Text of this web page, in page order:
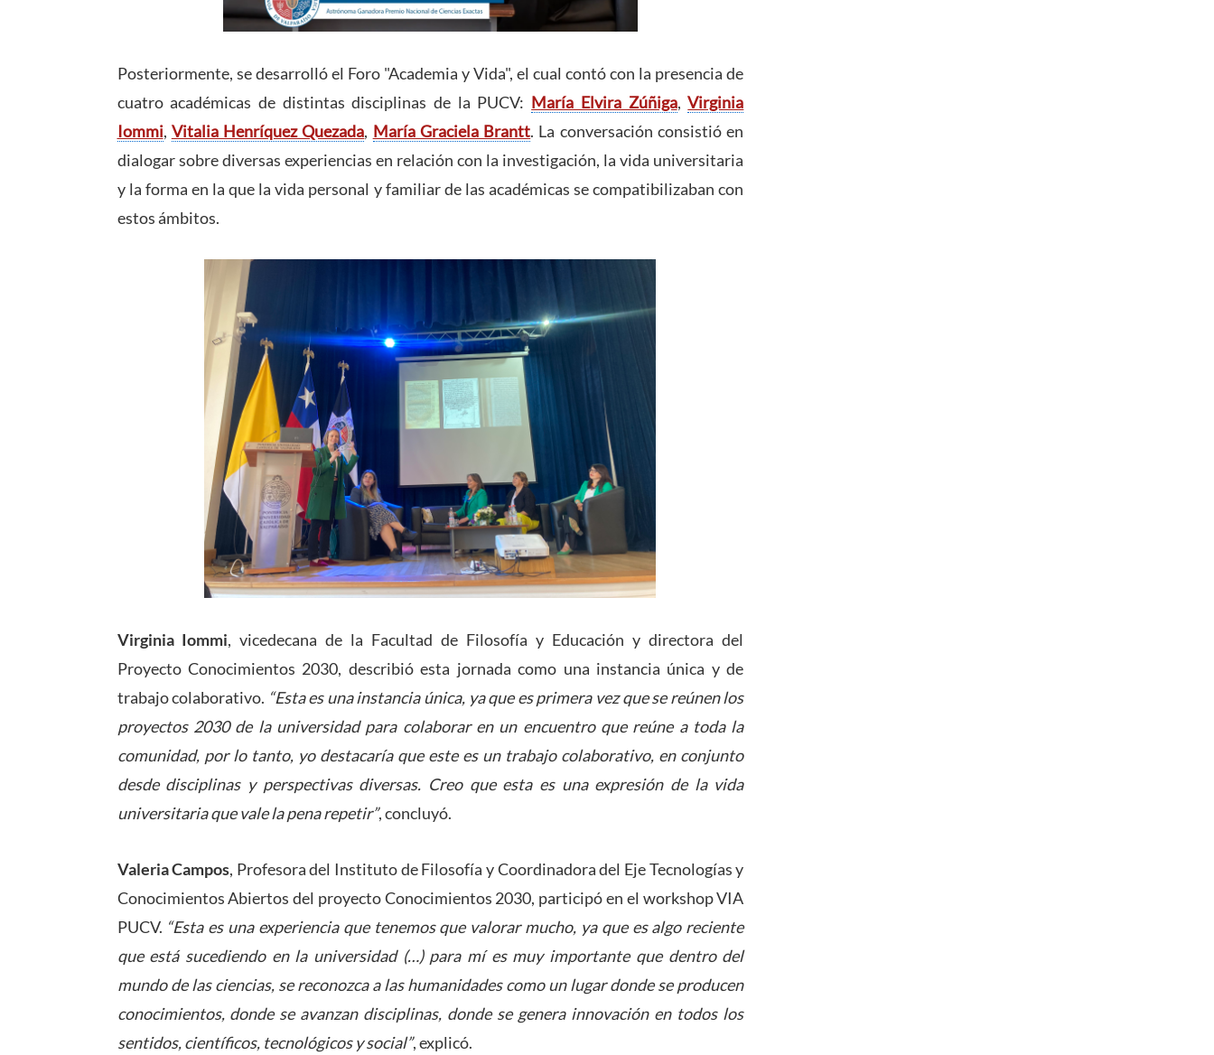
Posteriormente, se desarrolló el Foro "Academia y Vida", el cual contó con la presencia de
cuatro académicas de distintas disciplinas de la PUCV: María Elvira Zúñiga, Virginia
Iommi, Vitalia Henríquez Quezada, María Graciela Brantt. La conversación consistió en
dialogar sobre diversas experiencias en relación con la investigación, la vida universitaria
y la forma en la que la vida personal y familiar de las académicas se compatibilizaban con
estos ámbitos.
Virginia Iommi, vicedecana de la Facultad de Filosofía y Educación y directora del
Proyecto Conocimientos 2030, describió esta jornada como una instancia única y de
trabajo colaborativo. “Esta es una instancia única, ya que es primera vez que se reúnen los
proyectos 2030 de la universidad para colaborar en un encuentro que reúne a toda la
comunidad, por lo tanto, yo destacaría que este es un trabajo colaborativo, en conjunto
desde disciplinas y perspectivas diversas. Creo que esta es una expresión de la vida
universitaria que vale la pena repetir”, concluyó.
Valeria Campos, Profesora del Instituto de Filosofía y Coordinadora del Eje Tecnologías y
Conocimientos Abiertos del proyecto Conocimientos 2030, participó en el workshop VIA
PUCV. “Esta es una experiencia que tenemos que valorar mucho, ya que es algo reciente
que está sucediendo en la universidad (…) para mí es muy importante que dentro del
mundo de las ciencias, se reconozca a las humanidades como un lugar donde se producen
conocimientos, donde se avanzan disciplinas, donde se genera innovación en todos los
sentidos, científicos, tecnológicos y social”, explicó.